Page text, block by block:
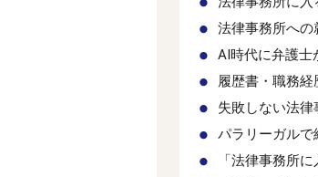
法律事務所への
AI時代に弁護士
履歴書・職務経
失敗しない法
パラリーガルで
「法律事務所